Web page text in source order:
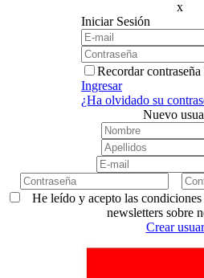
x
Iniciar Sesión
Recordar
Ingresar
¿Ha olvidado su
Nuevo
He leído y acepto las
newsletters sobre
Crear